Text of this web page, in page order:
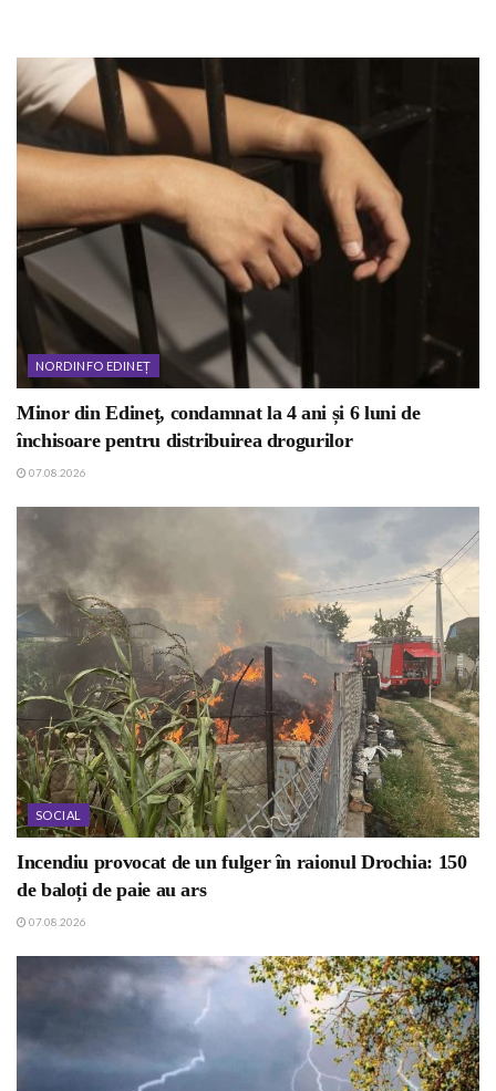
NORDINFO EDINEȚ
Minor din Edineț, condamnat la 4 ani și 6 luni de
închisoare pentru distribuirea drogurilor
07.08.2026
SOCIAL
Incendiu provocat de un fulger în raionul Drochia: 150
de baloți de paie au ars
07.08.2026